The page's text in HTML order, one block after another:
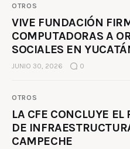
OTROS
VIVE FUNDACIÓN
COMPUTADORAS A
SOCIALES EN
JUNIO 30, 2026 0
OTROS
LA CFE CONCLUYE
DE
CAMPECHE